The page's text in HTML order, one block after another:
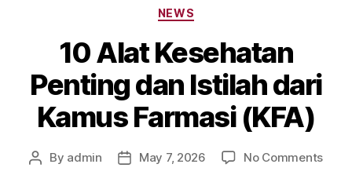
Alat
Kesehatan
Categories
NEWS
10 Alat Kesehatan
Penting dan Istilah dari
Kamus Farmasi (KFA)
Post
By admin
PostMay 7, 2026 No Commentson